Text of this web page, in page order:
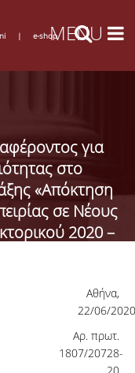
| e-shop
για
στο
«Απόκτηση
σε Νέους
2020 –
Αθήνα,
22/06/2020
Αρ. πρωτ.
1807/20728-